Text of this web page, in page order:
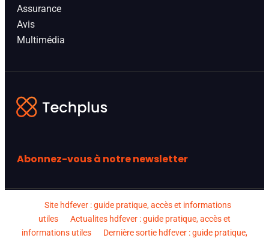
Assurance
Avis
Multimédia
Abonnez-vous à notre newsletter
Site hdfever : guide pratique, accès et informations
utiles
Actualites hdfever : guide pratique, accès et
informations utiles
Dernière sortie hdfever : guide pratique,